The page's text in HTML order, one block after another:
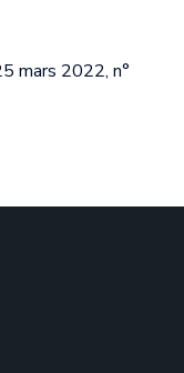
mars 2022, n°